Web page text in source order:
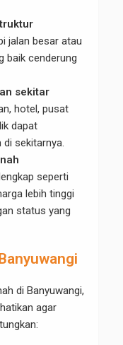
jalan besar atau
baik cenderung
sekitar
hotel, pusat
dapat
di sekitarnya.
seperti
lebih tinggi
status yang
di Banyuwangi,
agar